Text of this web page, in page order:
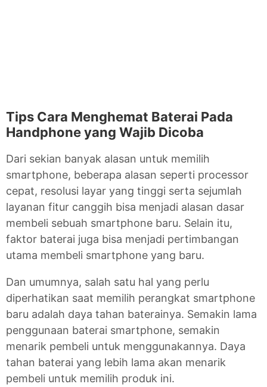
Tips Cara Menghemat Baterai Pada
Handphone yang Wajib Dicoba
Dari sekian banyak alasan untuk memilih
smartphone, beberapa alasan seperti processor
cepat, resolusi layar yang tinggi serta sejumlah
layanan fitur canggih bisa menjadi alasan dasar
membeli sebuah smartphone baru. Selain itu,
faktor baterai juga bisa menjadi pertimbangan
utama membeli smartphone yang baru.
Dan umumnya, salah satu hal yang perlu
diperhatikan saat memilih perangkat smartphone
baru adalah daya tahan baterainya. Semakin lama
penggunaan baterai smartphone, semakin
menarik pembeli untuk menggunakannya. Daya
tahan baterai yang lebih lama akan menarik
pembeli untuk memilih produk ini.